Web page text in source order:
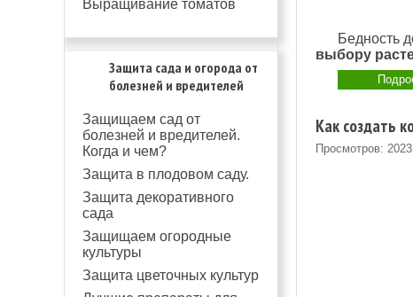
Выращивание томатов
Защита сада и огорода от
болезней и вредителей
Защищаем сад от
болезней и вредителей.
Когда и чем?
Защита в плодовом саду.
Защита декоративного
сада
Защищаем огородные
культуры
Защита цветочных культур
Бедность
выбору
Как создать
Просмотров: 2023